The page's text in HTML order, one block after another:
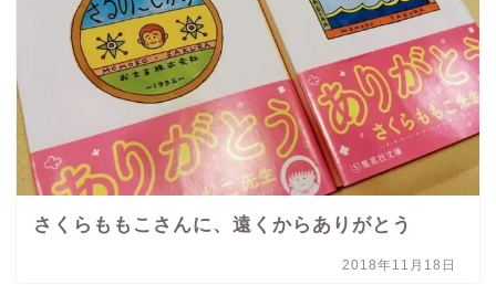
さくらももこさんに、遠くからありがとう
2018年11月18日